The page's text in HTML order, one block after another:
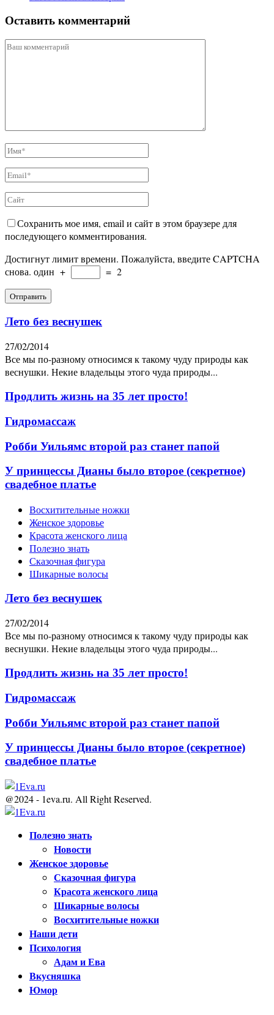
Оставить комментарий
Сохранить мое имя, email и сайт в этом браузере для
последующего комментирования.
Достигнут лимит времени. Пожалуйста, введите CAPTCHA
снова. один + = 2
Лето без веснушек
27/02/2014
Все мы по-разному относимся к такому чуду природы как
веснушки. Некие владельцы этого чуда природы...
Продлить жизнь на 35 лет просто!
Гидромассаж
Робби Уильямс второй раз станет папой
У принцессы Дианы было второе (секретное)
свадебное платье
Восхитительные ножки
Женское здоровье
Красота женского лица
Полезно знать
Сказочная фигура
Шикарные волосы
Лето без веснушек
27/02/2014
Все мы по-разному относимся к такому чуду природы как
веснушки. Некие владельцы этого чуда природы...
Продлить жизнь на 35 лет просто!
Гидромассаж
Робби Уильямс второй раз станет папой
У принцессы Дианы было второе (секретное)
свадебное платье
@2024 - 1eva.ru. All Right Reserved.
Полезно знать
Новости
Женское здоровье
Сказочная фигура
Красота женского лица
Шикарные волосы
Восхитительные ножки
Наши дети
Психология
Адам и Ева
Вкусняшка
Юмор